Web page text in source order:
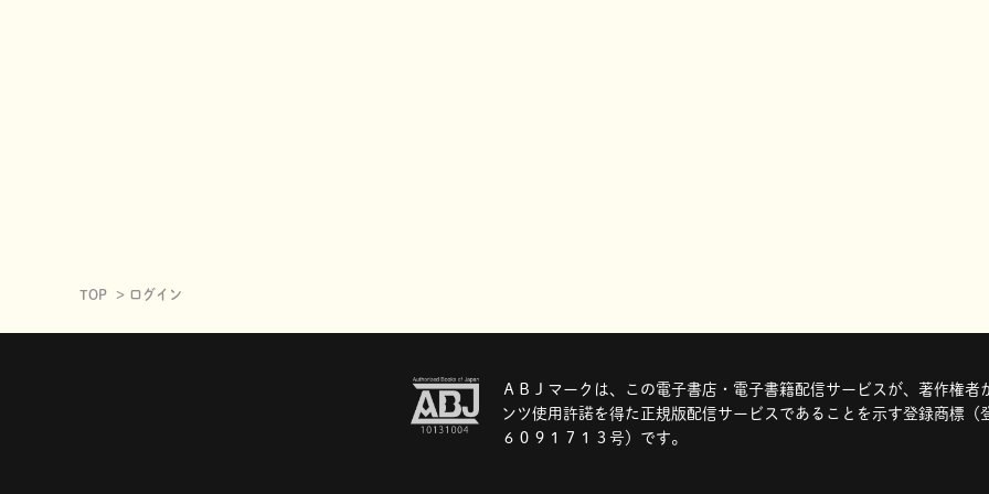
TOP ログイン
ＡＢＪマークは、この電子書店・電子書籍配信サービスが、著作権者
ンツ使用許諾を得た正規版配信サービスであることを示す登録商標（
６０９１７１３号）です。